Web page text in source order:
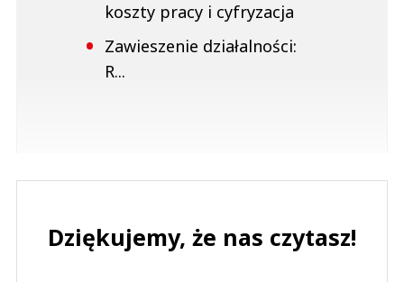
koszty pracy i cyfryzacja
Zawieszenie działalności:
R...
Dziękujemy, że nas czytasz!